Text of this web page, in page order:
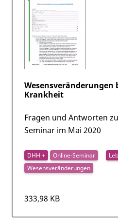
Krankheit
Fragen und Antworten
Seminar im Mai 2020
333,98 KB
DHH + Online-Seminar
Wesensveränderungen